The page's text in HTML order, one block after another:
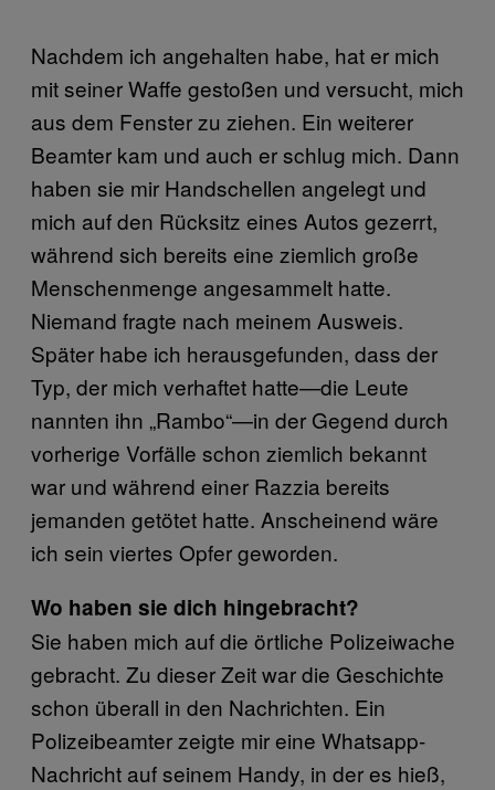
Nachdem ich angehalten habe, hat er mich
mit seiner Waffe gestoßen und versucht, mich
aus dem Fenster zu ziehen. Ein weiterer
Beamter kam und auch er schlug mich. Dann
haben sie mir Handschellen angelegt und
mich auf den Rücksitz eines Autos gezerrt,
während sich bereits eine ziemlich große
Menschenmenge angesammelt hatte.
Niemand fragte nach meinem Ausweis.
Später habe ich herausgefunden, dass der
Typ, der mich verhaftet hatte—die Leute
nannten ihn „Rambo“—in der Gegend durch
vorherige Vorfälle schon ziemlich bekannt
war und während einer Razzia bereits
jemanden getötet hatte. Anscheinend wäre
ich sein viertes Opfer geworden.
Wo haben sie dich hingebracht?
Sie haben mich auf die örtliche Polizeiwache
gebracht. Zu dieser Zeit war die Geschichte
schon überall in den Nachrichten. Ein
Polizeibeamter zeigte mir eine Whatsapp-
Nachricht auf seinem Handy, in der es hieß,